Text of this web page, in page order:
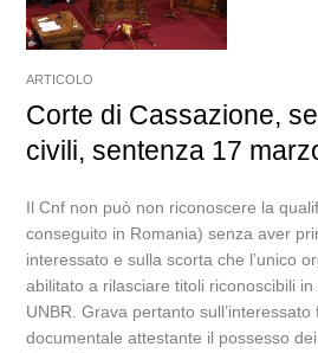
ARTICOLO
Corte di Cassazione,
civili, sentenza 17
Il Cnf non può non riconoscere la
conseguito in Romania) senza aver
interessato e sulla scorta che l’unico
abilitato a rilasciare titoli riconoscibili
UNBR. Grava pertanto
documentale attestante il possesso